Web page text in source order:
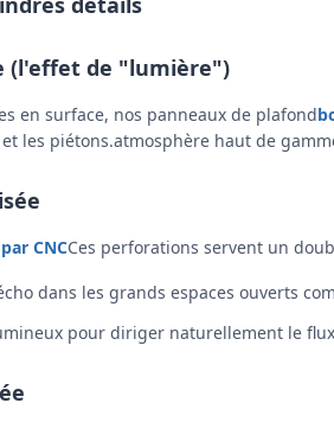
(l'effet de "lumière")
en surface, nos panneaux de plafond
les piétons.atmosphère haut de
CNCCes perforations servent un
dans les grands espaces ouverts
pour diriger naturellement le